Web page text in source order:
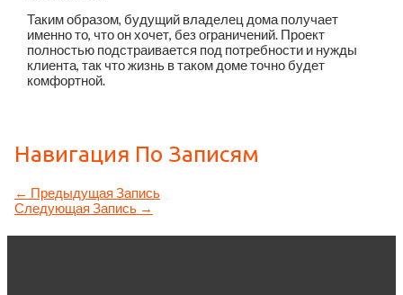
Таким образом, будущий владелец дома получает
именно то, что он хочет, без ограничений. Проект
полностью подстраивается под потребности и нужды
клиента, так что жизнь в таком доме точно будет
комфортной.
Навигация По Записям
← Предыдущая Запись
Следующая Запись →